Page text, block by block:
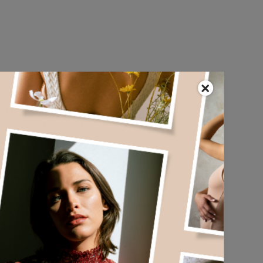
długość fali
na stałe usunąć
już odrosnąć. Bardzo
tego typu
o trwałej depilacji.
na czym
macierz. To po
barwnik. Trzeba
z nich jest faza